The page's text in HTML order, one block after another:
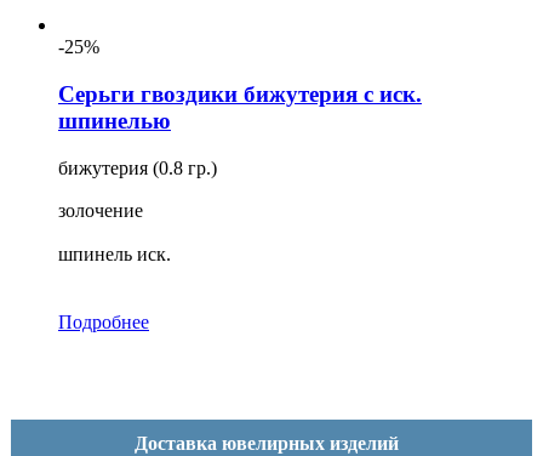
-25%
Серьги гвоздики бижутерия с иск.
шпинелью
бижутерия (0.8 гр.)
золочение
шпинель иск.
Подробнее
Доставка ювелирных изделий